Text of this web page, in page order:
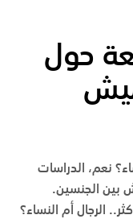
حول
نعم، الدراسات
بين الجنسين.
الرجال أم النساء؟